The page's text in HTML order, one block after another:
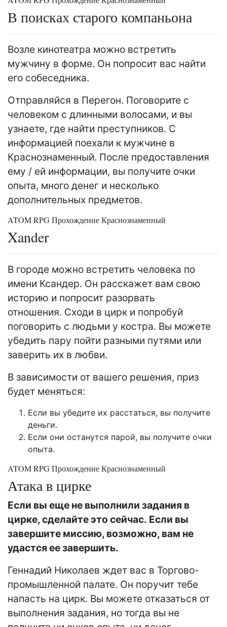
В поисках старого компаньона
Возле кинотеатра можно встретить
мужчину в форме. Он попросит вас найти
его собеседника.
Отправляйся в Перегон. Поговорите с
человеком с длинными волосами, и вы
узнаете, где найти преступников. С
информацией поехали к мужчине в
Краснознаменный. После предоставления
ему / ей информации, вы получите очки
опыта, много денег и несколько
дополнительных предметов.
ATOM RPG Прохождение Краснознаменный
Xander
В городе можно встретить человека по
имени Ксандер. Он расскажет вам свою
историю и попросит разорвать
отношения. Сходи в цирк и попробуй
поговорить с людьми у костра. Вы можете
убедить пару пойти разными путями или
заверить их в любви.
В зависимости от вашего решения, приз
будет меняться:
Если вы убедите их расстаться, вы получите
деньги.
Если они останутся парой, вы получите очки
опыта.
ATOM RPG Прохождение Краснознаменный
Атака в цирке
Если вы еще не выполнили задания в
цирке, сделайте это сейчас. Если вы
завершите миссию, возможно, вам не
удастся ее завершить.
Геннадий Николаев ждет вас в Торгово-
промышленной палате. Он поручит тебе
напасть на цирк. Вы можете отказаться от
выполнения задания, но тогда вы не